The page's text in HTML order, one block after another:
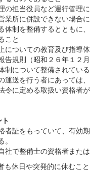
の担当役員など運行管理
業所に併設できない場合
を整備するとともに、
と
についての教育及び指導
則（昭和２６年１２月
ついて整備されている
運送を行う者にあっては
定める取扱い資格者が
者証をもっていて、有効
。
社で整備士の資格者また
も休日や突発的に休むこ